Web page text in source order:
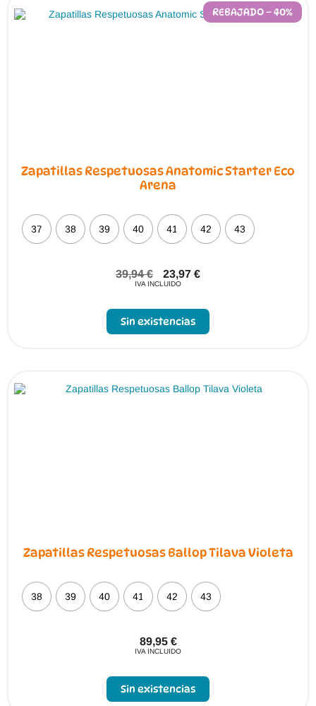
REBAJADO – 40%
Zapatillas Respetuosas Anatomic Starter Eco
Arena
37 38 39 40 41 42 43
39,94€ 23,97 €
IVA INCLUIDO
Sin existencias
Zapatillas Respetuosas Ballop Tilava Violeta
38 39 40 41 42 43
89,95 €
IVA INCLUIDO
Sin existencias